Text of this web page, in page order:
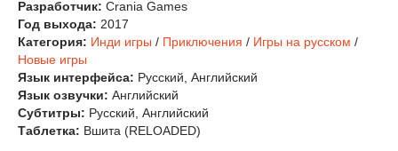
Разработчик: Crania Games
Год выхода: 2017
Категория: Инди игры / Приключения / Игры на русском /
Новые игры
Язык интерфейса: Русский, Английский
Язык озвучки: Английский
Субтитры: Русский, Английский
Таблетка: Вшита (RELOADED)